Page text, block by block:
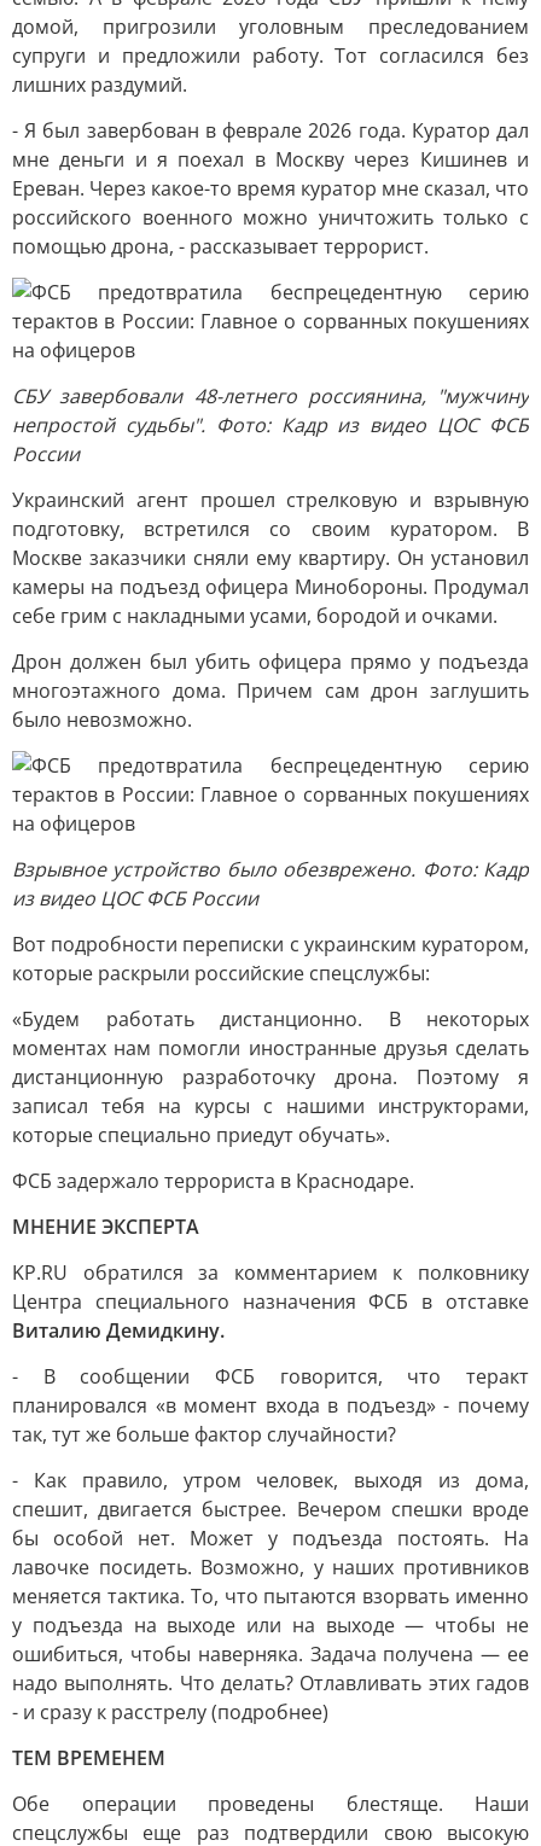
домой, пригрозили уголовным преследованием
супруги и предложили работу. Тот согласился без
лишних раздумий.
- Я был завербован в феврале 2026 года. Куратор дал
мне деньги и я поехал в Москву через Кишинев и
Ереван. Через какое-то время куратор мне сказал, что
российского военного можно уничтожить только с
помощью дрона, - рассказывает террорист.
СБУ завербовали 48-летнего россиянина, "мужчину
непростой судьбы". Фото: Кадр из видео ЦОС ФСБ
России
Украинский агент прошел стрелковую и взрывную
подготовку, встретился со своим куратором. В
Москве заказчики сняли ему квартиру. Он установил
камеры на подъезд офицера Минобороны. Продумал
себе грим с накладными усами, бородой и очками.
Дрон должен был убить офицера прямо у подъезда
многоэтажного дома. Причем сам дрон заглушить
было невозможно.
Взрывное устройство было обезврежено. Фото: Кадр
из видео ЦОС ФСБ России
Вот подробности переписки с украинским куратором,
которые раскрыли российские спецслужбы:
«Будем работать дистанционно. В некоторых
моментах нам помогли иностранные друзья сделать
дистанционную разработочку дрона. Поэтому я
записал тебя на курсы с нашими инструкторами,
которые специально приедут обучать».
ФСБ задержало террориста в Краснодаре.
МНЕНИЕ ЭКСПЕРТА
KP.RU обратился за комментарием к полковнику
Центра специального назначения ФСБ в отставке
Виталию Демидкину.
- В сообщении ФСБ говорится, что теракт
планировался «в момент входа в подъезд» - почему
так, тут же больше фактор случайности?
- Как правило, утром человек, выходя из дома,
спешит, двигается быстрее. Вечером спешки вроде
бы особой нет. Может у подъезда постоять. На
лавочке посидеть. Возможно, у наших противников
меняется тактика. То, что пытаются взорвать именно
у подъезда на выходе или на выходе — чтобы не
ошибиться, чтобы наверняка. Задача получена — ее
надо выполнять. Что делать? Отлавливать этих гадов
- и сразу к расстрелу (подробнее)
ТЕМ ВРЕМЕНЕМ
Обе операции проведены блестяще. Наши
спецслужбы еще раз подтвердили свою высокую